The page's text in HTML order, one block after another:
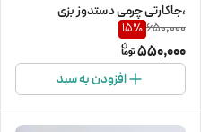
،جاکارتی چرمی دستدوز بزی
650,000
15%
550,000
افزودن به سبد